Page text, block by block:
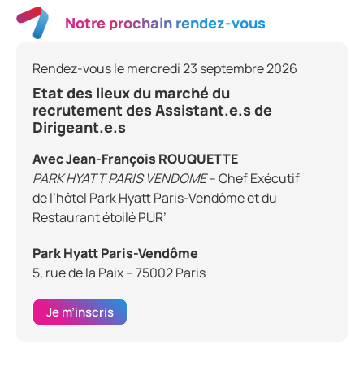
Notre prochain rendez-vous
Rendez-vous le mercredi 23 septembre 2026
Etat des lieux du marché du
recrutement des Assistant.e.s de
Dirigeant.e.s
Avec Jean-François ROUQUETTE
PARK HYATT PARIS VENDOME– Chef Exécutif
de l’hôtel Park Hyatt Paris-Vendôme et du
Restaurant étoilé PUR’
Park Hyatt Paris-Vendôme
5, rue de la Paix – 75002 Paris
Je m’inscris